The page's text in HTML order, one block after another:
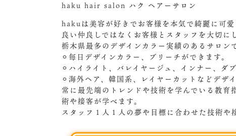
haku hair salon ハク ヘアーサロン
hakuは美容が好きでお客様を本気で綺麗に可
良い仲良しではなくお客様とスタッフを大切に
栃木県最多のデザインカラー実績のあるサロンで
⚪︎毎日デザインカラー、ブリーチができます。
⚪︎ハイライト、バレイヤージュ、インナー、ダ
⚪︎海外ヘア、韓国系、レイヤーカットなどデザ
常に最先端のトレンドや技術を学んでいる教
術や接客が学べます。
スタッフ１人１人の夢や目標に合わせた技術や